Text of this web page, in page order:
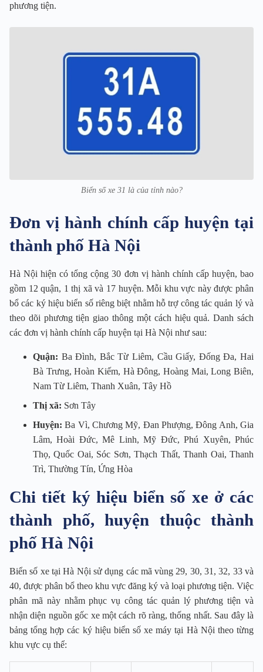
phương tiện.
Biển số xe 31 là của tỉnh nào?
Đơn vị hành chính cấp huyện tại
thành phố Hà Nội
Hà Nội hiện có tổng cộng 30 đơn vị hành chính cấp huyện, bao
gồm 12 quận, 1 thị xã và 17 huyện. Mỗi khu vực này được phân
bổ các ký hiệu biển số riêng biệt nhằm hỗ trợ công tác quản lý và
theo dõi phương tiện giao thông một cách hiệu quả. Danh sách
các đơn vị hành chính cấp huyện tại Hà Nội như sau:
Quận: Ba Đình, Bắc Từ Liêm, Cầu Giấy, Đống Đa, Hai
Bà Trưng, Hoàn Kiếm, Hà Đông, Hoàng Mai, Long Biên,
Nam Từ Liêm, Thanh Xuân, Tây Hồ
Thị xã: Sơn Tây
Huyện: Ba Vì, Chương Mỹ, Đan Phượng, Đông Anh, Gia
Lâm, Hoài Đức, Mê Linh, Mỹ Đức, Phú Xuyên, Phúc
Thọ, Quốc Oai, Sóc Sơn, Thạch Thất, Thanh Oai, Thanh
Trì, Thường Tín, Ứng Hòa
Chi tiết ký hiệu biển số xe ở các
thành phố, huyện thuộc thành
phố Hà Nội
Biển số xe tại Hà Nội sử dụng các mã vùng 29, 30, 31, 32, 33 và
40, được phân bổ theo khu vực đăng ký và loại phương tiện. Việc
phân mã này nhằm phục vụ công tác quản lý phương tiện và
nhận diện nguồn gốc xe một cách rõ ràng, thống nhất. Sau đây là
bảng tổng hợp các ký hiệu biển số xe máy tại Hà Nội theo từng
khu vực cụ thể: